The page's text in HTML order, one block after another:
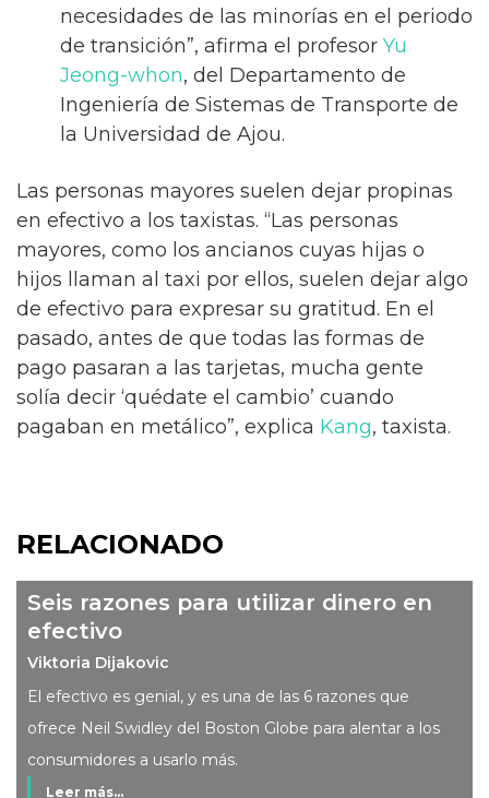
necesidades de las minorías en el periodo
de transición”, afirma el profesor Yu
Jeong-whon, del Departamento de
Ingeniería de Sistemas de Transporte de
la Universidad de Ajou.
Las personas mayores suelen dejar propinas
en efectivo a los taxistas. “Las personas
mayores, como los ancianos cuyas hijas o
hijos llaman al taxi por ellos, suelen dejar algo
de efectivo para expresar su gratitud. En el
pasado, antes de que todas las formas de
pago pasaran a las tarjetas, mucha gente
solía decir ‘quédate el cambio’ cuando
pagaban en metálico”, explica Kang, taxista.
RELACIONADO
Seis razones para utilizar dinero en
efectivo
Viktoria Dijakovic
El efectivo es genial, y es una de las 6 razones que
ofrece Neil Swidley del Boston Globe para alentar a los
consumidores a usarlo más.
Leer más...